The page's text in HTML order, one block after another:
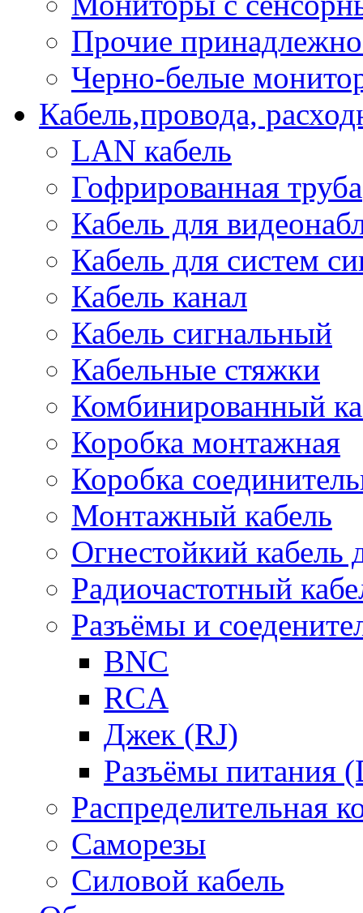
Прочие
Черно-белые
Кабель,провода,
LAN кабель
Гофрированная труба
Кабель для
Кабель для систем
Кабель канал
Кабель сигнальный
Кабельные стяжки
Комбинированный
Коробка монтажная
Коробка
Монтажный кабель
Огнестойкий
Радиочастотный
Разъёмы и
BNC
RCA
Джек (RJ)
Разъёмы питания
Распределительная
Саморезы
Силовой кабель